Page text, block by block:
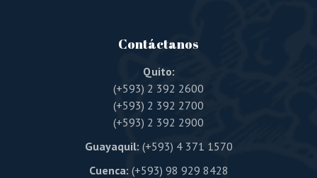
Contáctanos
Quito:
(+593) 2 392 2600
(+593) 2 392 2700
(+593) 2 392 2900
Guayaquil: (+593) 4 371 1570
Cuenca: (+593) 98 929 8428